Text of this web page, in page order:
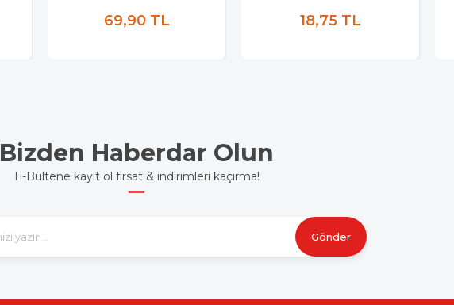
69,90 TL 18,75 TL
Bizden Haberdar Olun
E-Bültene kayıt ol fırsat & indirimleri kaçırma!
Gönder